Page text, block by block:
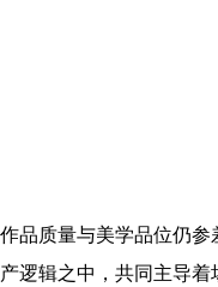
品质量与美学品位仍参
逻辑之中，共同主导着